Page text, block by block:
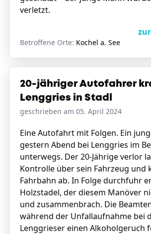
Nachgehört
verletzt.
Betroffene Orte: Kochel a. See
20-jähriger Autofahrer
Lenggries in Stadl
geschrieben am 05. April 2024
Eine Autofahrt mit Folgen. Ein
gestern Abend bei Lenggries im
unterwegs. Der 20-Jährige verlor
Kontrolle über sein Fahrzeug und
Fahrbahn ab. In Folge durchfuhr
Holzstadel, der diesem Manöver
und zusammenbrach. Die
während der Unfallaufnahme bei
Lenggrieser einen Alkoholgeruch